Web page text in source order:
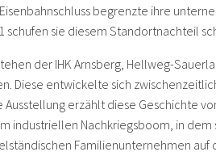
begrenzte ihre
schufen sie diesem Standortnachteil
der IHK Arnsberg, Hellweg-
Diese entwickelte sich
erzählt diese Geschichte
industriellen Nachkriegsboom, in
Familienunternehmen auf